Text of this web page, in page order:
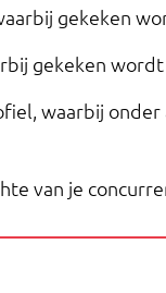
gekeken
gekeken wordt
waarbij
van je